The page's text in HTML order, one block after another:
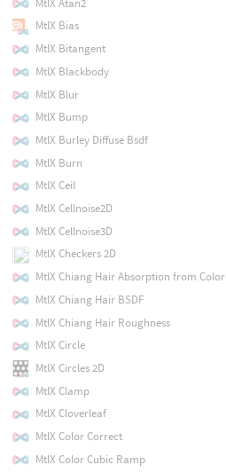
MtlX Bias
MtlX Bitangent
MtlX Blackbody
MtlX Blur
MtlX Bump
MtlX Burley Diffuse Bsdf
MtlX Burn
MtlX Ceil
MtlX Cellnoise2D
MtlX Cellnoise3D
MtlX Checkers 2D
MtlX Chiang Hair Absorption from Color
MtlX Chiang Hair BSDF
MtlX Chiang Hair Roughness
MtlX Circle
MtlX Circles 2D
MtlX Clamp
MtlX Cloverleaf
MtlX Color Correct
MtlX Color Cubic Ramp